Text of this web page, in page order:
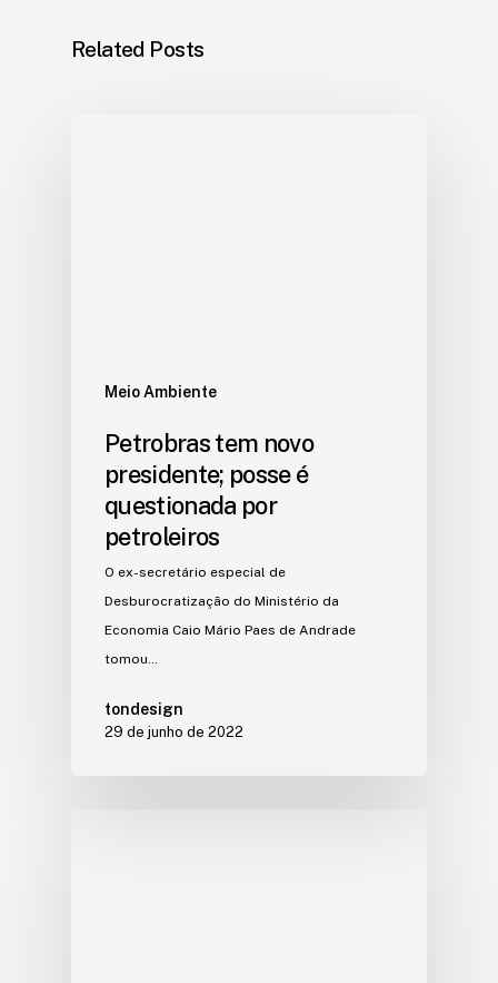
Related Posts
Meio Ambiente
Petrobras tem novo
presidente; posse é
questionada por
petroleiros
O ex-secretário especial de
Desburocratização do Ministério da
Economia Caio Mário Paes de Andrade
tomou…
tondesign
29 de junho de 2022